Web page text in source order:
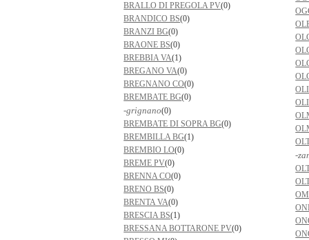
BRALLO DI PREGOLA PV(0)
BRANDICO BS(0)
BRANZI BG(0)
BRAONE BS(0)
BREBBIA VA(1)
BREGANO VA(0)
BREGNANO CO(0)
BREMBATE BG(0)
-grignano(0)
BREMBATE DI SOPRA BG(0)
BREMBILLA BG(1)
BREMBIO LO(0)
BREME PV(0)
BRENNA CO(0)
BRENO BS(0)
BRENTA VA(0)
BRESCIA BS(1)
BRESSANA BOTTARONE PV(0)
-